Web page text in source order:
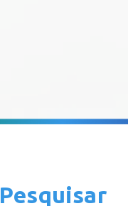
Pesquisar